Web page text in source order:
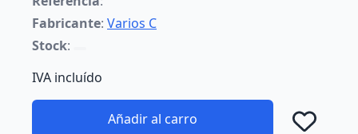
Fabricante: Varios C
Stock:
IVA incluído
Añadir al carro